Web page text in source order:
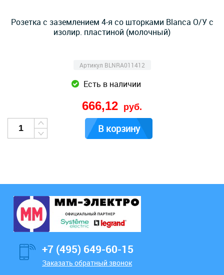
Розетка с заземлением 4-я со шторками Blanca О/У с
изолир. пластиной (молочный)
Артикул BLNRA011412
Есть в наличии
666,12 руб.
В корзину
+7 (495) 649-60-15
Заказать обратный звонок